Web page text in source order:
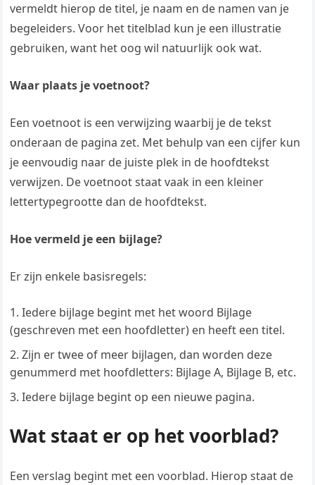
vermeldt hierop de titel, je naam en de namen van je
begeleiders. Voor het titelblad kun je een illustratie
gebruiken, want het oog wil natuurlijk ook wat.
Waar plaats je voetnoot?
Een voetnoot is een verwijzing waarbij je de tekst
onderaan de pagina zet. Met behulp van een cijfer kun
je eenvoudig naar de juiste plek in de hoofdtekst
verwijzen. De voetnoot staat vaak in een kleiner
lettertypegrootte dan de hoofdtekst.
Hoe vermeld je een bijlage?
Er zijn enkele basisregels:
Iedere bijlage begint met het woord Bijlage
(geschreven met een hoofdletter) en heeft een titel.
Zijn er twee of meer bijlagen, dan worden deze
genummerd met hoofdletters: Bijlage A, Bijlage B, etc.
Iedere bijlage begint op een nieuwe pagina.
Wat staat er op het voorblad?
Een verslag begint met een voorblad. Hierop staat de